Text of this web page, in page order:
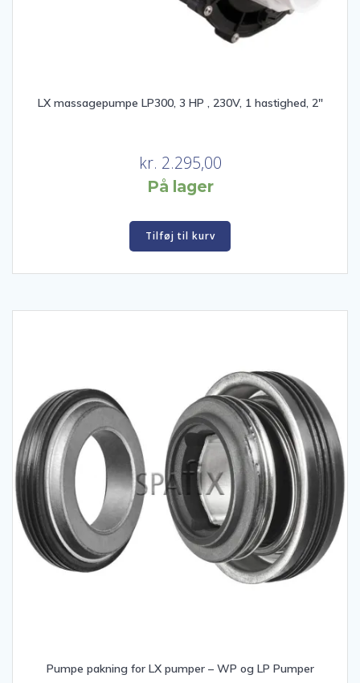
LX massagepumpe LP300, 3 HP , 230V, 1 hastighed, 2″
kr. 2.295,00
På lager
Tilføj til kurv
Pumpe pakning for LX pumper – WP og LP Pumper